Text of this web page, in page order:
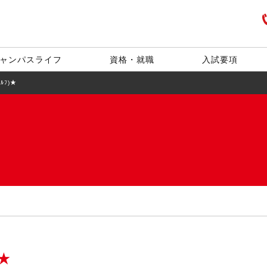
ンパスライフ 資格・就職 入試要項
ﾙﾌ)★